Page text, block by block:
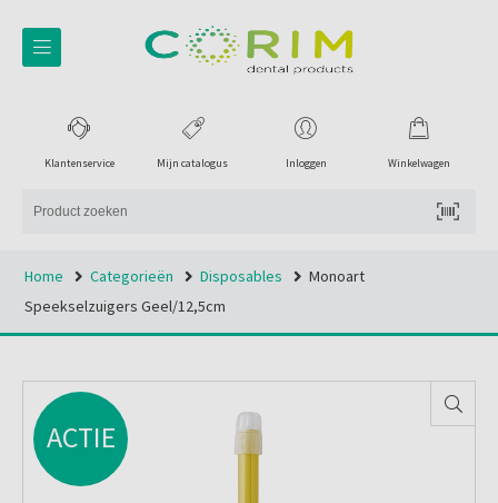
Winkelwagen
Inloggen
Mijn catalogus
Klantenservice
Home Categorieën Disposables
Monoart
Speekselzuigers Geel/12,5cm
ACTIE